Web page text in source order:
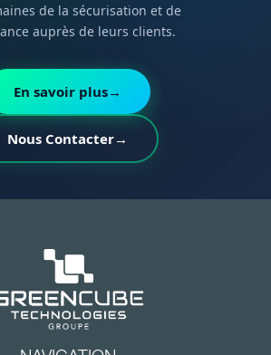
de la sécurisation et de
auprès de leurs clients.
En savoir plus→
Nous Contacter→